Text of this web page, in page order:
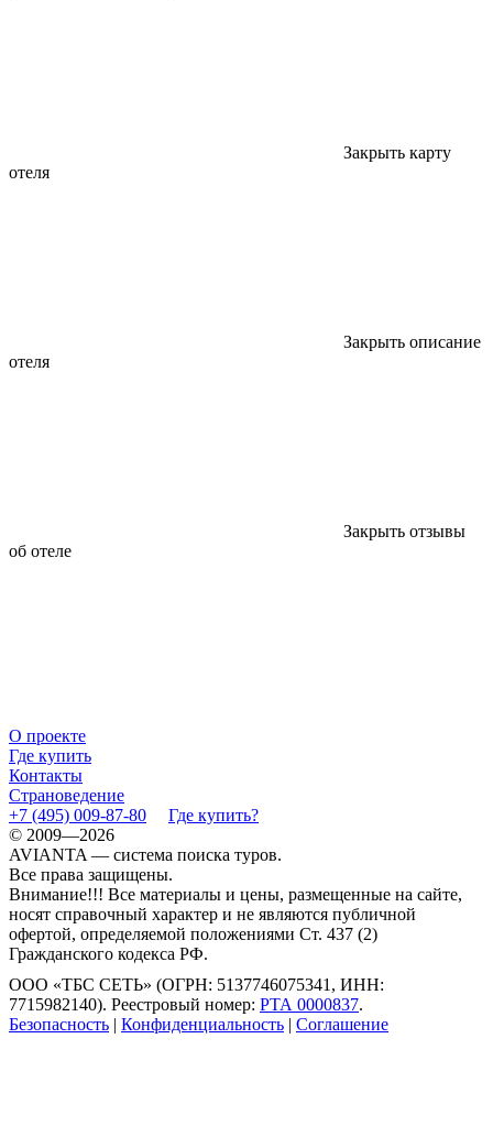
Закрыть карту
отеля
Закрыть описание
отеля
Закрыть отзывы
об отеле
О проекте
Где купить
Контакты
Страноведение
+7 (495) 009-87-80
Где купить?
© 2009—2026
AVIANTA — система поиска туров.
Все права защищены.
Внимание!!! Все материалы и цены, размещенные на сайте,
носят справочный характер и не являются публичной
офертой, определяемой положениями Ст. 437 (2)
Гражданского кодекса РФ.
ООО «ТБС СЕТЬ» (ОГРН: 5137746075341, ИНН:
7715982140). Реестровый номер: РТА 0000837.
Безопасность | Конфиденциальность | Соглашение